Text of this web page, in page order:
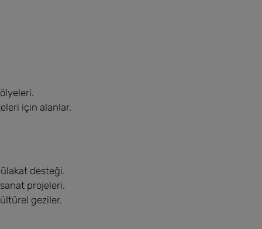
için alanlar.
desteği.
projeleri.
geziler.